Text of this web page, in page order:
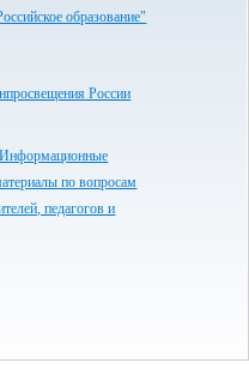
образование"
России
по вопросам
педагогов и